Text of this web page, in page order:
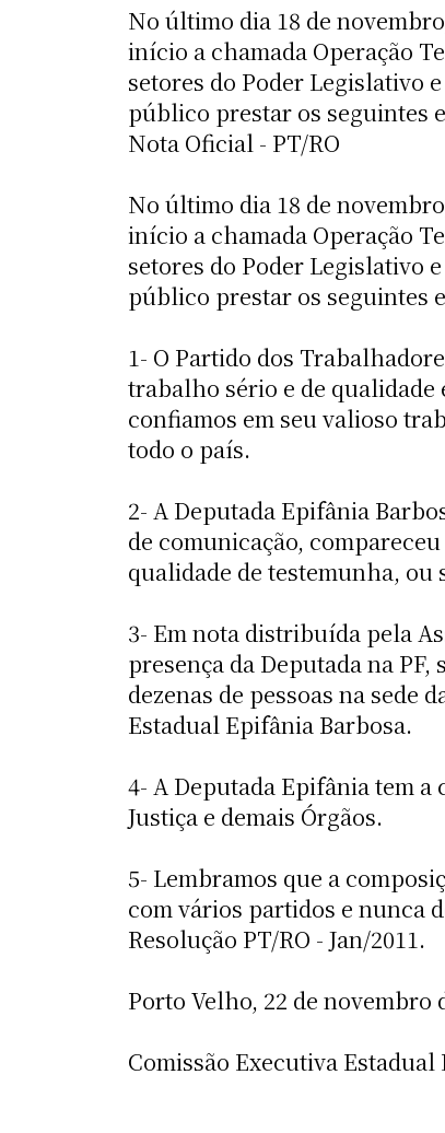
No último dia 18 de
início a chamada Operação
setores do Poder Legislativo
público prestar os seguintes
Nota Oficial - PT/RO
No último dia 18 de
início a chamada Operação
setores do Poder Legislativo
público prestar os seguintes
1- O Partido dos
trabalho sério e de qualidade
confiamos em seu valioso
todo o país.
2- A Deputada Epifânia
de comunicação,
qualidade de testemunha,
3- Em nota distribuída pela
presença da Deputada na
dezenas de pessoas na sede
Estadual Epifânia Barbosa.
4- A Deputada Epifânia tem
Justiça e demais Órgãos.
5- Lembramos que a
com vários partidos e nunca
Resolução PT/RO - Jan/2011.
Porto Velho, 22 de novembro
Comissão Executiva Estadual